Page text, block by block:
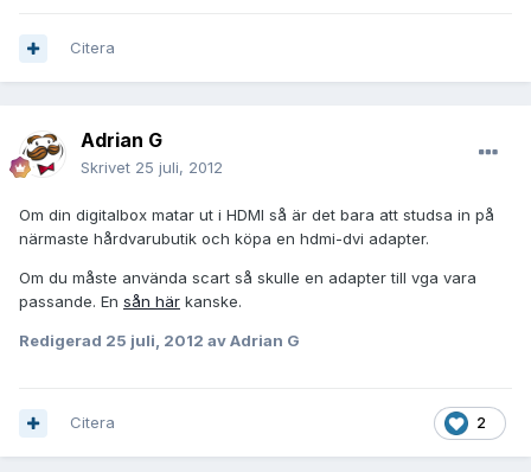
Citera
Adrian G
Skrivet 25 juli, 2012
Om din digitalbox matar ut i HDMI så är det bara att studsa in på
närmaste hårdvarubutik och köpa en hdmi-dvi adapter.
Om du måste använda scart så skulle en adapter till vga vara
passande. En sån här kanske.
Redigerad 25 juli, 2012 av Adrian G
2
Citera